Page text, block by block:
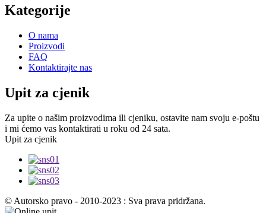
Kategorije
O nama
Proizvodi
FAQ
Kontaktirajte nas
Upit za cjenik
Za upite o našim proizvodima ili cjeniku, ostavite nam svoju e-poštu
i mi ćemo vas kontaktirati u roku od 24 sata.
Upit za cjenik
© Autorsko pravo - 2010-2023 : Sva prava pridržana.